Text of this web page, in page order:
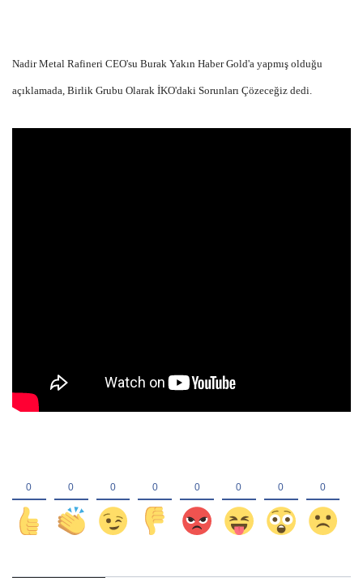
Nadir Metal Rafineri CEO'su Burak Yakın Haber Gold'a yapmış olduğu
açıklamada, Birlik Grubu Olarak İKO'daki Sorunları Çözeceğiz dedi.